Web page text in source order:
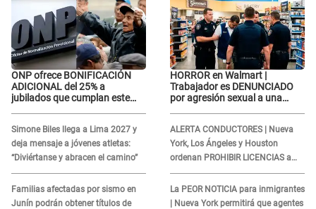
ONP ofrece BONIFICACIÓN
ADICIONAL del 25% a
jubilados que cumplan este
Simone Biles llega a Lima 2027 y
deja mensaje a jóvenes atletas:
“Diviértanse y abracen el camino”
Familias afectadas por sismo en
Junín podrán obtener títulos de
HORROR en Walmart |
Trabajador es DENUNCIADO
por agresión sexual a una
ALERTA CONDUCTORES | Nueva
York, Los Ángeles y Houston
ordenan PROHIBIR LICENCIAS a
quienes no presenten ESTE
DOCUMENTO
La PEOR NOTICIA para inmigrantes
| Nueva York permitirá que agentes